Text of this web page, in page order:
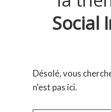
Social
Désolé, vous
n'est pas ici.